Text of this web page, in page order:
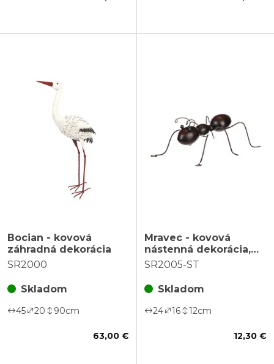
Bocian - kovová
záhradná dekorácia
SR2000
Skladom
45 20 90cm
63,00 €
Mravec - kovová
nástenná dekorácia,
stredná veľkosť
SR2005-ST
Skladom
24 16 12cm
12,30 €